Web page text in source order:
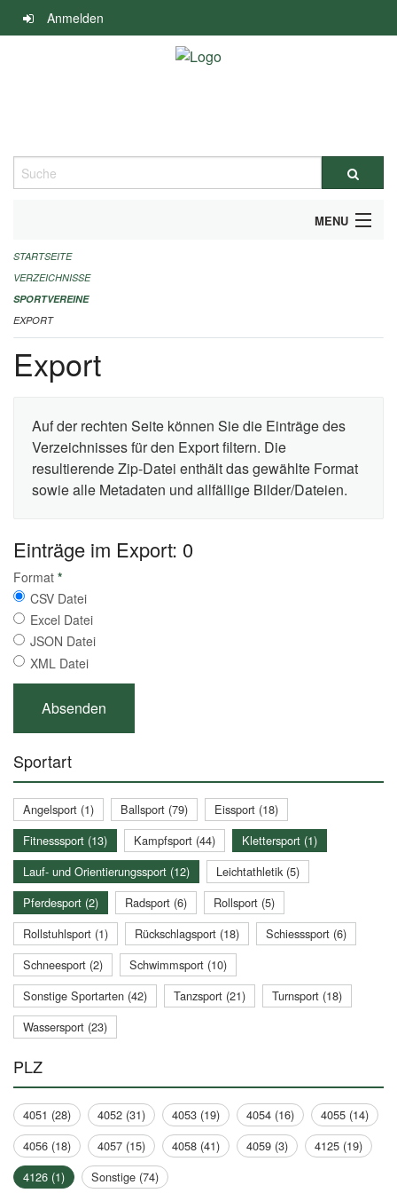
Navigation
überspringen
Anmelden
Suche
MENU
ALLGEMEINE INFORMATIONEN
FINANZIELLE UNTERSTÜTZUNG BENÖTIGT?
KONTAKT
STARTSEITE
VERZEICHNISSE
SPORTVEREINE
EXPORT
Export
Auf der rechten Seite können Sie die Einträge des
Verzeichnisses für den Export filtern. Die
resultierende Zip-Datei enthält das gewählte Format
sowie alle Metadaten und allfällige Bilder/Dateien.
Einträge im Export: 0
Format *
CSV Datei
Excel Datei
JSON Datei
XML Datei
Sportart
Angelsport (1) Ballsport (79)
Eissport (18)
Fitnesssport (13)
Kampfsport (44)
Klettersport (1)
Lauf- und Orientierungssport (12)
Leichtathletik (5)
Pferdesport (2)
Radsport (6)
Rollsport (5)
Rollstuhlsport (1)
Rückschlagsport (18)
Schiesssport (6)
Schneesport (2)
Schwimmsport (10)
Sonstige Sportarten (42)
Tanzsport (21)
Turnsport (18)
Wassersport (23)
PLZ
4051 (28) 4052 (31) 4053 (19) 4054 (16)
4055 (14)
4056 (18)
4057 (15) 4058 (41) 4059 (3)
4125 (19)
4126 (1)
Sonstige (74)